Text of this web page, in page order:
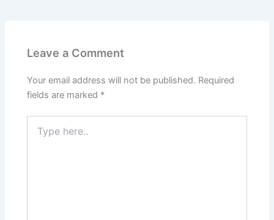
Leave a Comment
Your email address will not be published. Required
fields are marked *
here..